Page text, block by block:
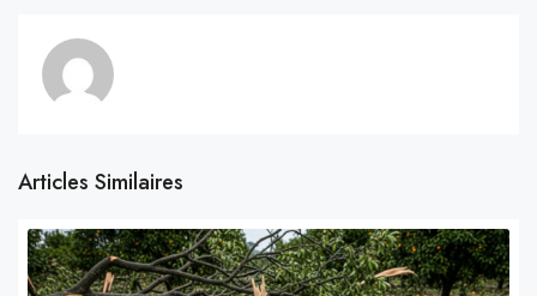
Articles Similaires